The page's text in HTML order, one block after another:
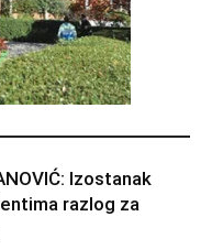
Izostanak
razlog za